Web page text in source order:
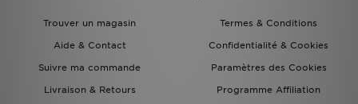
Trouver un magasin
Termes & Conditions
Aide & Contact
Confidentialité & Cookies
Suivre ma commande
Paramètres des Cookies
Livraison & Retours
Programme Affiliation